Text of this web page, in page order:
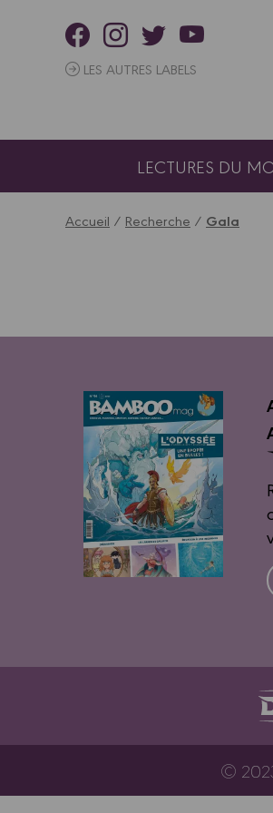
LES AUTRES LABELS
LECTURES DU
Accueil / Recherche / Gala
©